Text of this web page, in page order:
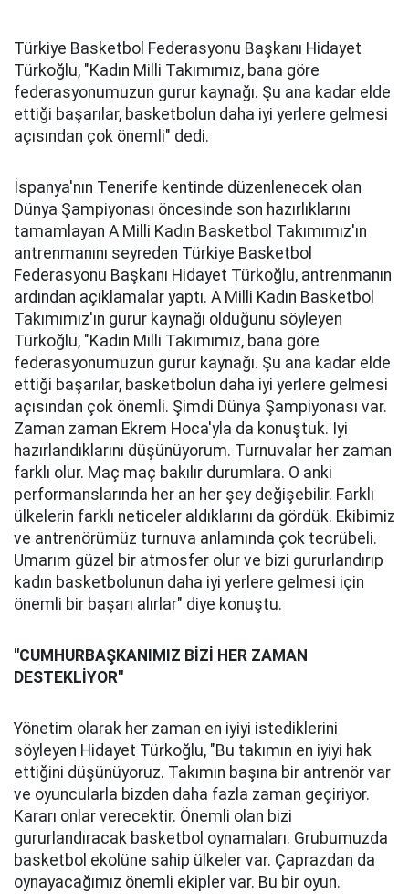
Türkiye Basketbol Federasyonu Başkanı Hidayet
Türkoğlu, "Kadın Milli Takımımız, bana göre
federasyonumuzun gurur kaynağı. Şu ana kadar elde
ettiği başarılar, basketbolun daha iyi yerlere gelmesi
açısından çok önemli" dedi.
İspanya'nın Tenerife kentinde düzenlenecek olan
Dünya Şampiyonası öncesinde son hazırlıklarını
tamamlayan A Milli Kadın Basketbol Takımımız'ın
antrenmanını seyreden Türkiye Basketbol
Federasyonu Başkanı Hidayet Türkoğlu, antrenmanın
ardından açıklamalar yaptı. A Milli Kadın Basketbol
Takımımız'ın gurur kaynağı olduğunu söyleyen
Türkoğlu, "Kadın Milli Takımımız, bana göre
federasyonumuzun gurur kaynağı. Şu ana kadar elde
ettiği başarılar, basketbolun daha iyi yerlere gelmesi
açısından çok önemli. Şimdi Dünya Şampiyonası var.
Zaman zaman Ekrem Hoca'yla da konuştuk. İyi
hazırlandıklarını düşünüyorum. Turnuvalar her zaman
farklı olur. Maç maç bakılır durumlara. O anki
performanslarında her an her şey değişebilir. Farklı
ülkelerin farklı neticeler aldıklarını da gördük. Ekibimiz
ve antrenörümüz turnuva anlamında çok tecrübeli.
Umarım güzel bir atmosfer olur ve bizi gururlandırıp
kadın basketbolunun daha iyi yerlere gelmesi için
önemli bir başarı alırlar" diye konuştu.
"CUMHURBAŞKANIMIZ BİZİ HER ZAMAN
DESTEKLİYOR"
Yönetim olarak her zaman en iyiyi istediklerini
söyleyen Hidayet Türkoğlu, "Bu takımın en iyiyi hak
ettiğini düşünüyoruz. Takımın başına bir antrenör var
ve oyuncularla bizden daha fazla zaman geçiriyor.
Kararı onlar verecektir. Önemli olan bizi
gururlandıracak basketbol oynamaları. Grubumuzda
basketbol ekolüne sahip ülkeler var. Çaprazdan da
oynayacağımız önemli ekipler var. Bu bir oyun.